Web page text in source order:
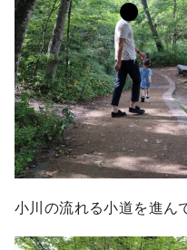
小川の流れる小道を進ん